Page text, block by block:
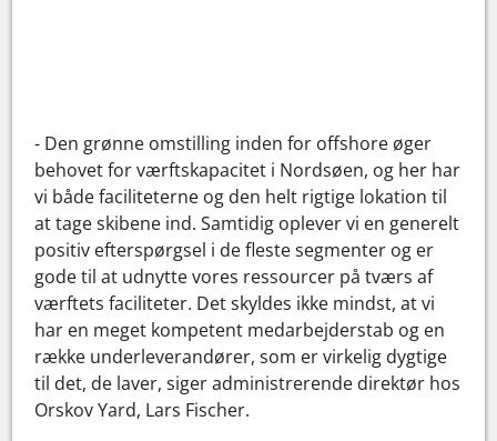
- Den grønne omstilling inden for offshore øger
behovet for værftskapacitet i Nordsøen, og her har
vi både faciliteterne og den helt rigtige lokation til
at tage skibene ind. Samtidig oplever vi en generelt
positiv efterspørgsel i de fleste segmenter og er
gode til at udnytte vores ressourcer på tværs af
værftets faciliteter. Det skyldes ikke mindst, at vi
har en meget kompetent medarbejderstab og en
række underleverandører, som er virkelig dygtige
til det, de laver, siger administrerende direktør hos
Orskov Yard, Lars Fischer.